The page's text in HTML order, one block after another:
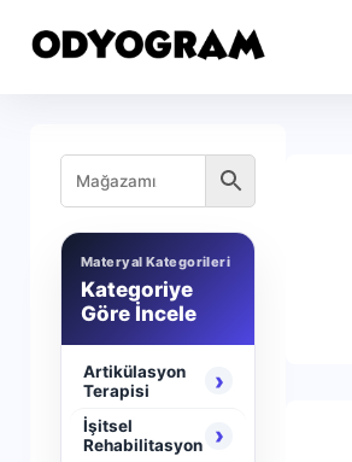
Materyal Kategorileri
Kategoriye
Göre İncele
Artikülasyon
Terapisi
›
İşitsel
Rehabilitasyon
›